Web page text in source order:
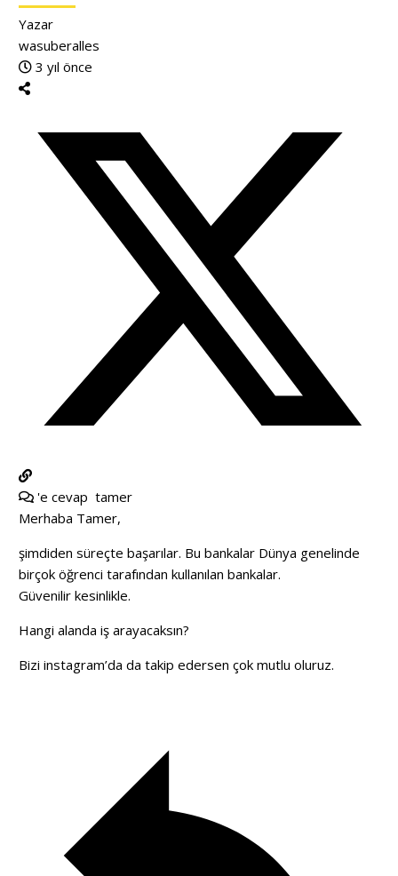
Yazar
wasuberalles
3 yıl önce
'e cevap tamer
Merhaba Tamer,
şimdiden süreçte başarılar. Bu bankalar Dünya genelinde
birçok öğrenci tarafından kullanılan bankalar.
Güvenilir kesinlikle.
Hangi alanda iş arayacaksın?
Bizi instagram’da da takip edersen çok mutlu oluruz.